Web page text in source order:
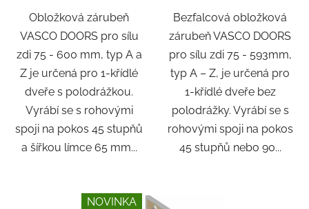
Obložková zárubeň
VASCO DOORS pro sílu
zdi 75 - 600 mm, typ A a
Z je určená pro 1-křídlé
dveře s polodrážkou.
Vyrábí se s rohovými
spoji na pokos 45 stupňů
a šířkou límce 65 mm...
Bezfalcová obložková
zárubeň VASCO DOORS
pro sílu zdi 75 - 593mm,
typ A – Z, je určená pro
1-křídlé dveře bez
polodrážky. Vyrábí se s
rohovými spoji na pokos
45 stupňů nebo 90...
NOVINKA